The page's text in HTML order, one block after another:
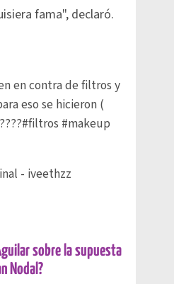
fama", declaró.
en contra de filtros y
eso se hicieron (
#filtros #makeup
- iveethzz
sobre la supuesta
Nodal?